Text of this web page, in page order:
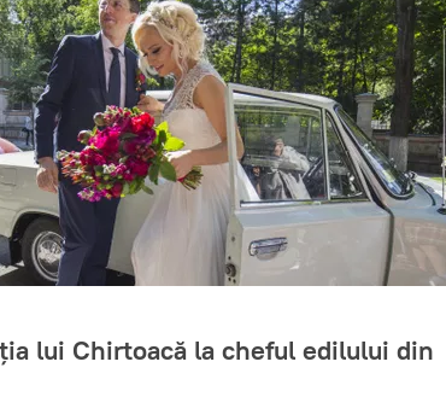
lui Chirtoacă la cheful edilului din